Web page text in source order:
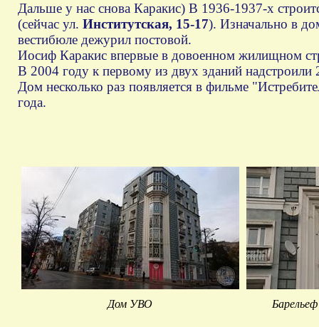
Дальше у нас снова Каракис) В 1936-1937-х
(сейчас ул. Институтская, 15-17). Изначально в
вестибюле дежурил постовой.
Иосиф Каракис впервые в довоенном жилищном
В 2004 году к первому из двух зданий надстроили
Дом несколько раз появляется в фильме
года.
Дом УВО